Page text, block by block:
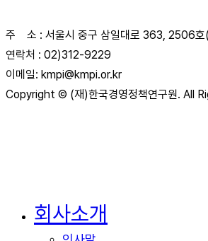
주 소 : 서울시 중구 삼일대로 363, 2506호(
연락처 : 02)312-9229
이메일: kmpi@kmpi.or.kr
Copyright © (재)한국경영정책연구원. All
회사소개